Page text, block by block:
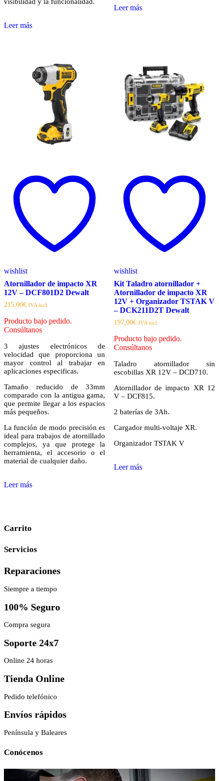
Leer más
Leer más
wishlist
Atornillador de impacto XR
12V – DCF801D2 Dewalt
215,00€ IVA incl.
Producto bajo pedido.
Consúltanos
3 ajustes electrónicos de
velocidad que proporciona un
mayor control al trabajar en
aplicaciones especificas.
Tamaño reducido de 33mm
comparado con la antigua gama,
que permite llegar a los espacios
más pequeños.
La función de modo precisión es
ideal para trabajos de atornillado
complejos, ya que protege la
herramienta, el accesorio o el
material de cualquier daño.
Leer más
wishlist
Kit Taladro atornillador +
Atornillador de impacto XR
12V + Organizador TSTAK V
– DCK211D2T Dewalt
197,00€ IVA incl.
Producto bajo pedido.
Consúltanos
Taladro atornillador sin
escobillas XR 12V – DCD710.
Atornillador de impacto XR 12
V – DCF815.
2 baterías de 3Ah.
Cargador multi-voltaje XR.
Organizador TSTAK V
Leer más
Carrito
Servicios
Reparaciones
Siempre a tiempo
100% Seguro
Compra segura
Soporte 24x7
Online 24 horas
Tienda Online
Pedido telefónico
Envíos rápidos
Península y Baleares
Conócenos